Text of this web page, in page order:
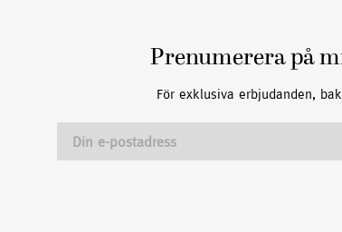
Prenumerera på
För exklusiva erbjudanden,